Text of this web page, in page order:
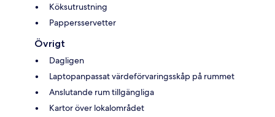
Köksutrustning
Pappersservetter
Övrigt
Dagligen
Laptopanpassat värdeförvaringsskåp på rummet
Anslutande rum tillgängliga
Kartor över lokalområdet